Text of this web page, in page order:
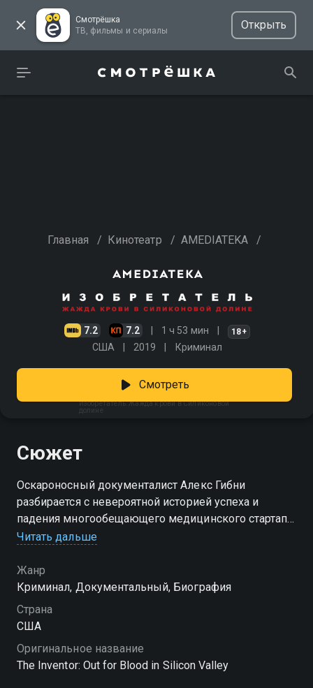
Смотрёшка
ТВ, фильмы и сериалы
Открыть
Главная / Кинотеатр / AMEDIATEKA /
7.2 7.2 1 ч 53 мин 18+
США 2019 Криминал
Изобретатель: Жажда крови в Силиконовой
долине
Смотреть
Сюжет
Оскароносный документалист Алекс Гибни
разбирается с невероятной историей успеха и
падения многообещающего медицинского стартапа.
Смотреть сериал «Изобретатель: Жажда крови в
вы можете в подписке Амедиатека в Смотрёшке.
Читать дальше
Жанр
Криминал, Документальный, Биография
Страна
США
Оригинальное название
The Inventor: Out for Blood in Silicon Valley